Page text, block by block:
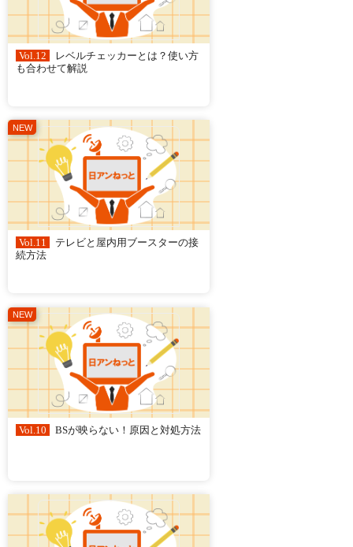
Vol.12
レベルチェッカーとは？使い方
も合わせて解説
Vol.11
テレビと屋内用ブースターの接
続方法
Vol.10 BSが映らない！原因と対処方法